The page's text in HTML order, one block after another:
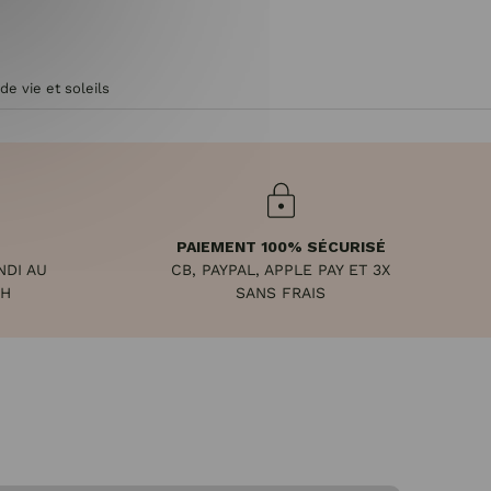
vie et soleils
AU
PAIEMENT 100% SÉCURISÉ
CB, PAYPAL, APPLE PAY ET 3X
SANS FRAIS